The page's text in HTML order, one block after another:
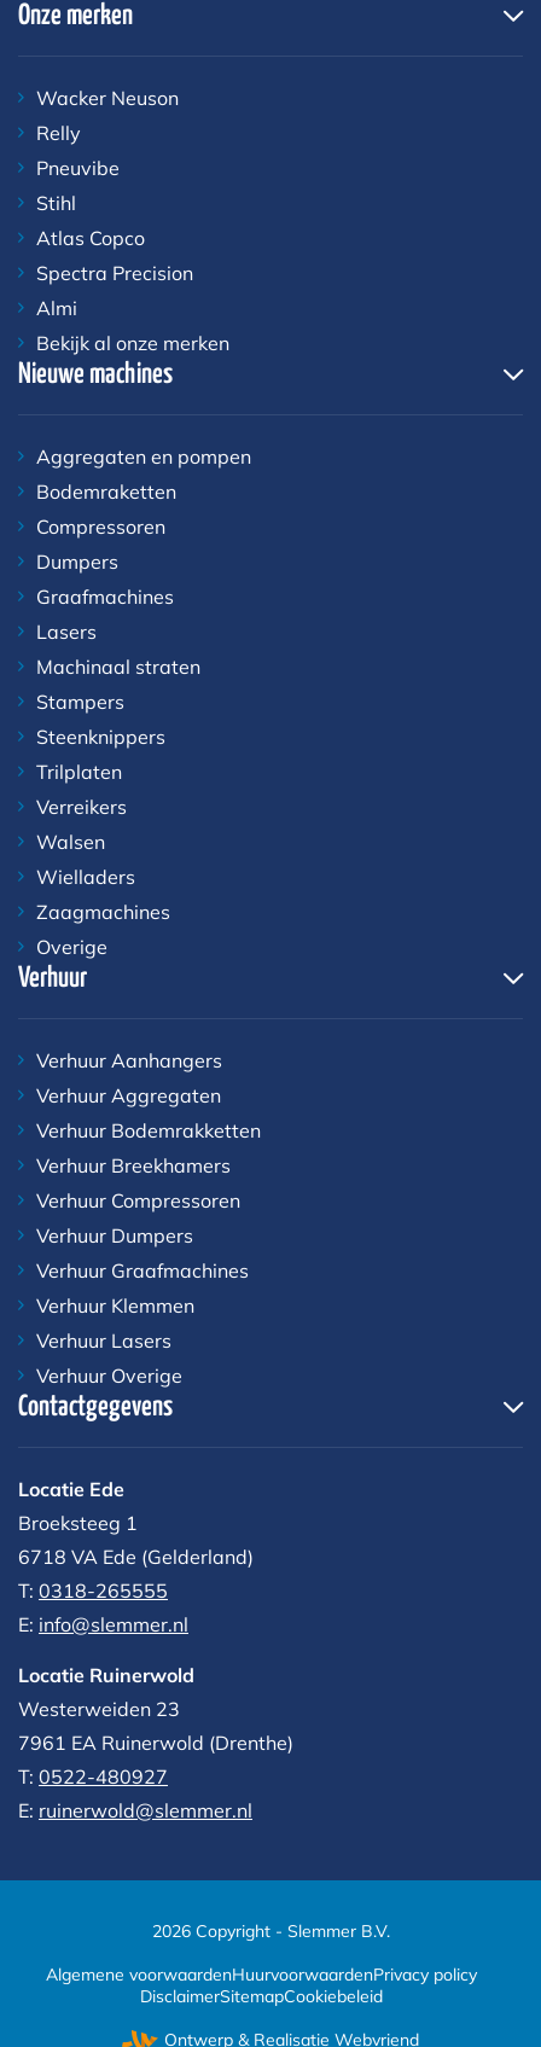
Onze merken
Wacker Neuson
Relly
Pneuvibe
Stihl
Atlas Copco
Spectra Precision
Almi
Bekijk al onze merken
Nieuwe machines
Aggregaten en pompen
Bodemraketten
Compressoren
Dumpers
Graafmachines
Lasers
Machinaal straten
Stampers
Steenknippers
Trilplaten
Verreikers
Walsen
Wielladers
Zaagmachines
Overige
Verhuur
Verhuur Aanhangers
Verhuur Aggregaten
Verhuur Bodemrakketten
Verhuur Breekhamers
Verhuur Compressoren
Verhuur Dumpers
Verhuur Graafmachines
Verhuur Klemmen
Verhuur Lasers
Verhuur Overige
Contactgegevens
Locatie Ede
Broeksteeg 1
6718 VA Ede (Gelderland)
T: 0318-265555
E: info@slemmer.nl
Locatie Ruinerwold
Westerweiden 23
7961 EA Ruinerwold (Drenthe)
T: 0522-480927‬
E: ruinerwold@slemmer.nl
2026 Copyright - Slemmer B.V.
Ontwerp & RealisatieWebvriend
Algemene voorwaardenHuurvoorwaardenPrivacy policy
DisclaimerSitemapCookiebeleid